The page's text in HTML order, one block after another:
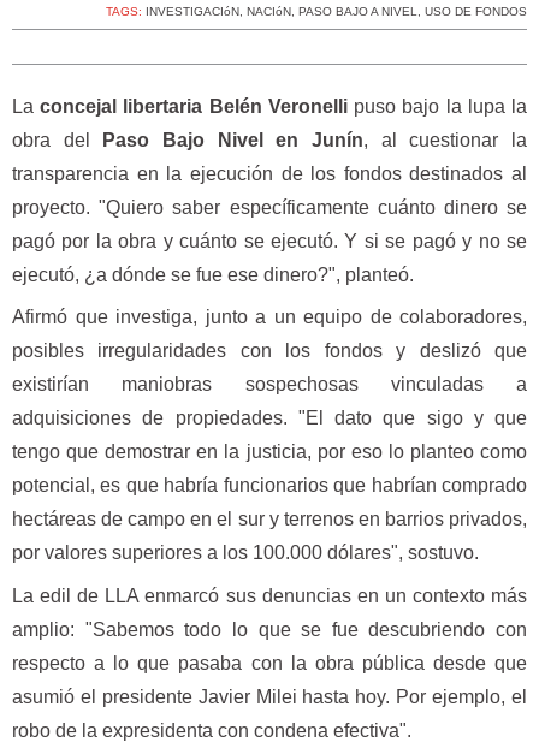
TAGS: INVESTIGACIóN, NACIóN, PASO BAJO A NIVEL, USO DE FONDOS
Laconcejal libertaria Belén Veronellipuso bajo la lupa la
obra del
Paso Bajo Nivel en Junín, al cuestionar la
transparencia en la ejecución de los fondos destinados al
proyecto. "Quiero saber específicamente cuánto dinero se
pagó por la obra y cuánto se ejecutó. Y si se pagó y no se
ejecutó, ¿a dónde se fue ese dinero?", planteó.
Afirmó que investiga, junto a un equipo de colaboradores,
posibles irregularidades con los fondos y deslizó que
existirían maniobras sospechosas vinculadas a
adquisiciones de propiedades. "El dato que sigo y que
tengo que demostrar en la justicia, por eso lo planteo como
potencial, es que habría funcionarios que habrían comprado
hectáreas de campo en el sur y terrenos en barrios privados,
por valores superiores a los 100.000 dólares", sostuvo.
La edil de LLA enmarcó sus denuncias en un contexto más
amplio: "Sabemos todo lo que se fue descubriendo con
respecto a lo que pasaba con la obra pública desde que
asumió el presidente Javier Milei hasta hoy. Por ejemplo, el
robo de la expresidenta con condena efectiva".